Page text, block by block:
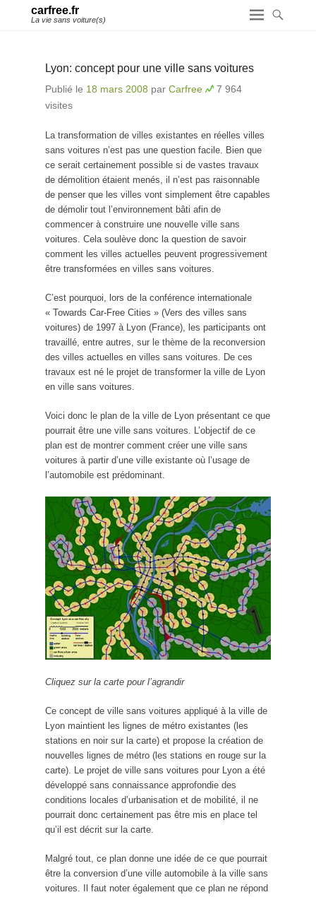
carfree.fr
La vie sans voiture(s)
Lyon: concept pour une ville sans voitures
Publié le 18 mars 2008 par Carfree
7 964
visites
La transformation de villes existantes en réelles villes
sans voitures n’est pas une question facile. Bien que
ce serait certainement possible si de vastes travaux
de démolition étaient menés, il n’est pas raisonnable
de penser que les villes vont simplement être capables
de démolir tout l’environnement bâti afin de
commencer à construire une nouvelle ville sans
voitures. Cela soulève donc la question de savoir
comment les villes actuelles peuvent progressivement
être transformées en villes sans voitures.
C’est pourquoi, lors de la conférence internationale
« Towards Car-Free Cities » (Vers des villes sans
voitures) de 1997 à Lyon (France), les participants ont
travaillé, entre autres, sur le thème de la reconversion
des villes actuelles en villes sans voitures. De ces
travaux est né le projet de transformer la ville de Lyon
en ville sans voitures.
Voici donc le plan de la ville de Lyon présentant ce que
pourrait être une ville sans voitures. L’objectif de ce
plan est de montrer comment créer une ville sans
voitures à partir d’une ville existante où l’usage de
l’automobile est prédominant.
Cliquez sur la carte pour l’agrandir
Ce concept de ville sans voitures appliqué à la ville de
Lyon maintient les lignes de métro existantes (les
stations en noir sur la carte) et propose la création de
nouvelles lignes de métro (les stations en rouge sur la
carte). Le projet de ville sans voitures pour Lyon a été
développé sans connaissance approfondie des
conditions locales d’urbanisation et de mobilité, il ne
pourrait donc certainement pas être mis en place tel
qu’il est décrit sur la carte.
Malgré tout, ce plan donne une idée de ce que pourrait
être la conversion d’une ville automobile à la ville sans
voitures. Il faut noter également que ce plan ne répond